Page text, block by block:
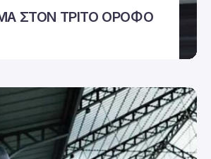
ΣΤΟΝ ΤΡΙΤΟ ΟΡΟΦΟ